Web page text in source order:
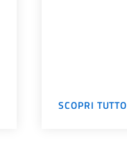
SCOPRI TUTTO